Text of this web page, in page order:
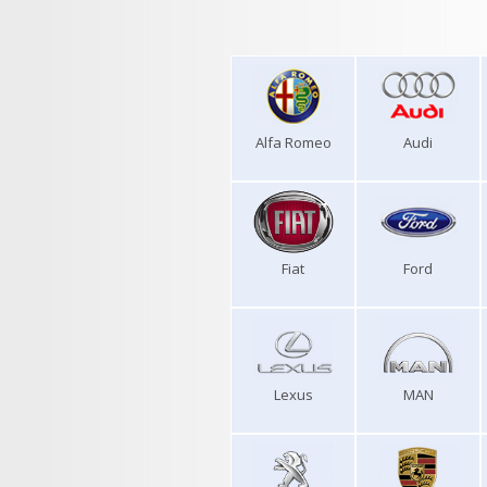
Alfa Romeo Audi
Fiat Ford
Lexus MAN